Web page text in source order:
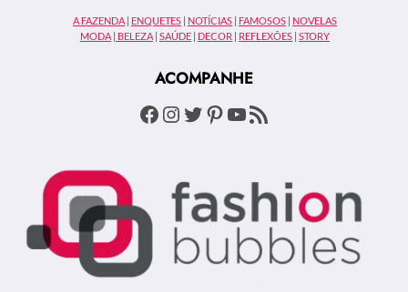
A FAZENDA ENQUETES NOTÍCIAS FAMOSOS
NOVELAS
MODA
BELEZA SAÚDE DECOR REFLEXÕES STORY
ACOMPANHE
Facebook
Instagram
Twitter
Pinterest
Youtube
Feed RSS